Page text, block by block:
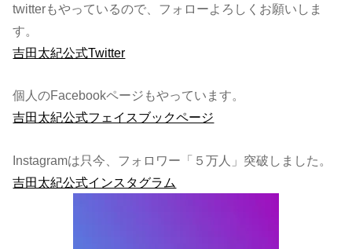
twitterもやっているので、フォローよろしくお願いしま
す。
吉田太紀公式Twitter
個人のFacebookページもやっています。
吉田太紀公式フェイスブックページ
Instagramは只今、フォロワー「５万人」突破しました。
吉田太紀公式インスタグラム